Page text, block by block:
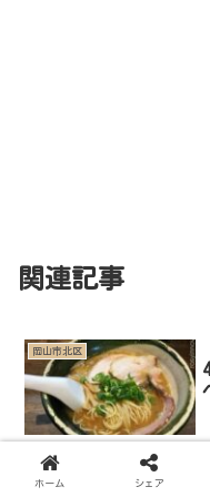
関連記事
岡山市北区
今日のブログは岡山市北区
二代目麺処くるりは連日の
すでに記事にはしています
ホーム シェア